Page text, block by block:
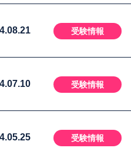
受験情報
受験情報
受験情報